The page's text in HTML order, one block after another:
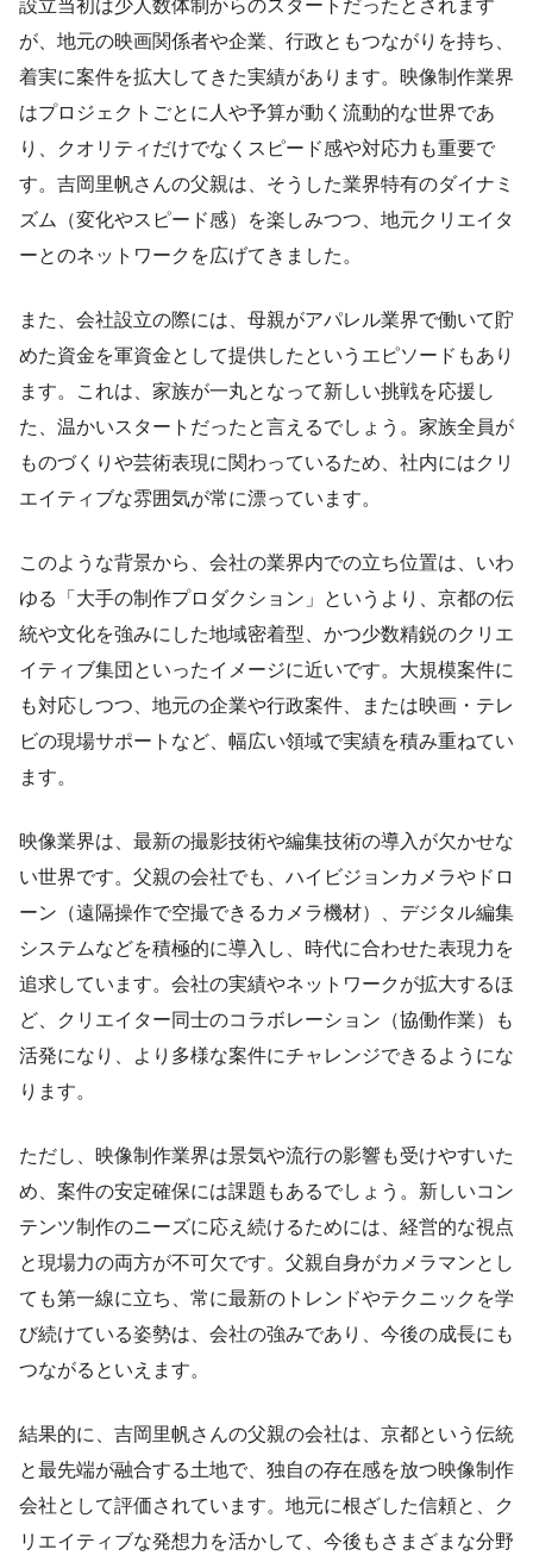
設立当初は少人数体制からのスタートだったとされます
が、地元の映画関係者や企業、行政ともつながりを持ち、
着実に案件を拡大してきた実績があります。映像制作業界
はプロジェクトごとに人や予算が動く流動的な世界であ
り、クオリティだけでなくスピード感や対応力も重要で
す。吉岡里帆さんの父親は、そうした業界特有のダイナミ
ズム（変化やスピード感）を楽しみつつ、地元クリエイタ
ーとのネットワークを広げてきました。
また、会社設立の際には、母親がアパレル業界で働いて貯
めた資金を軍資金として提供したというエピソードもあり
ます。これは、家族が一丸となって新しい挑戦を応援し
た、温かいスタートだったと言えるでしょう。家族全員が
ものづくりや芸術表現に関わっているため、社内にはクリ
エイティブな雰囲気が常に漂っています。
このような背景から、会社の業界内での立ち位置は、いわ
ゆる「大手の制作プロダクション」というより、京都の伝
統や文化を強みにした地域密着型、かつ少数精鋭のクリエ
イティブ集団といったイメージに近いです。大規模案件に
も対応しつつ、地元の企業や行政案件、または映画・テレ
ビの現場サポートなど、幅広い領域で実績を積み重ねてい
ます。
映像業界は、最新の撮影技術や編集技術の導入が欠かせな
い世界です。父親の会社でも、ハイビジョンカメラやドロ
ーン（遠隔操作で空撮できるカメラ機材）、デジタル編集
システムなどを積極的に導入し、時代に合わせた表現力を
追求しています。会社の実績やネットワークが拡大するほ
ど、クリエイター同士のコラボレーション（協働作業）も
活発になり、より多様な案件にチャレンジできるようにな
ります。
ただし、映像制作業界は景気や流行の影響も受けやすいた
め、案件の安定確保には課題もあるでしょう。新しいコン
テンツ制作のニーズに応え続けるためには、経営的な視点
と現場力の両方が不可欠です。父親自身がカメラマンとし
ても第一線に立ち、常に最新のトレンドやテクニックを学
び続けている姿勢は、会社の強みであり、今後の成長にも
つながるといえます。
結果的に、吉岡里帆さんの父親の会社は、京都という伝統
と最先端が融合する土地で、独自の存在感を放つ映像制作
会社として評価されています。地元に根ざした信頼と、ク
リエイティブな発想力を活かして、今後もさまざまな分野